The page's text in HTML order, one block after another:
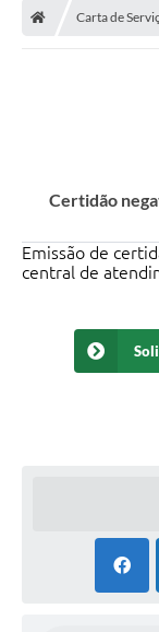
Transparência RPPS
Governança
Legislação
LGPD - Lei Geral de
Festival da Canção
Carta de
Certidão
Emissão de
central de